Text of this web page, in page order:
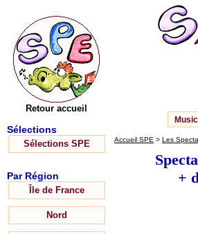
Retour accueil
Sélections
Sélections SPE
Par Région
Île de France
Nord
Accueil SPE > Les
+